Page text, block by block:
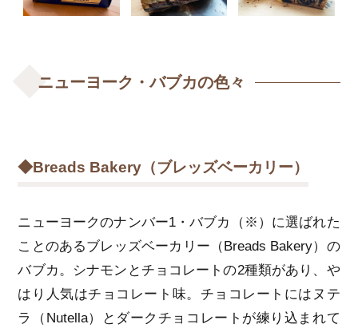
ニューヨーク・バブカの色々
◆Breads Bakery（ブレッズベーカリー）
ニューヨークのナンバー1・バブカ（※）に選ばれた
ことのあるブレッズベーカリー（Breads Bakery）の
バブカ。シナモンとチョコレートの2種類があり、や
はり人気はチョコレート味。チョコレートにはヌテ
ラ（Nutella）とダークチョコレートが練り込まれて